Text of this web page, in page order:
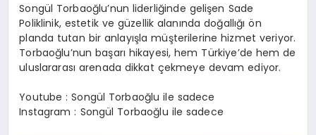
Songül Torbaoğlu’nun liderliğinde gelişen Sade
Poliklinik, estetik ve güzellik alanında doğallığı ön
planda tutan bir anlayışla müşterilerine hizmet veriyor.
Torbaoğlu’nun başarı hikayesi, hem Türkiye’de hem de
uluslararası arenada dikkat çekmeye devam ediyor.
Youtube : Songül Torbaoğlu ile sadece
Instagram : Songül Torbaoğlu ile sadece